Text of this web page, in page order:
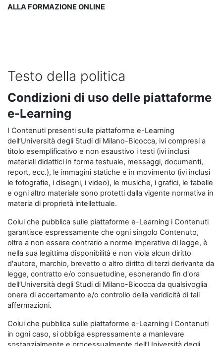
ALLA FORMAZIONE ONLINE
Testo della politica
Condizioni di uso delle piattaforme
e-Learning
I Contenuti presenti sulle piattaforme e-Learning
dell’Università degli Studi di Milano-Bicocca, ivi compresi a
titolo esemplificativo e non esaustivo i testi (ivi inclusi
materiali didattici in forma testuale, messaggi, documenti,
report, ecc.), le immagini statiche e in movimento (ivi inclusi
le fotografie, i disegni, i video), le musiche, i grafici, le tabelle
e ogni altro materiale sono protetti dalla vigente normativa in
materia di proprietà intellettuale.
Colui che pubblica sulle piattaforme e-Learning i Contenuti
garantisce espressamente che ogni singolo Contenuto,
oltre a non essere contrario a norme imperative di legge, è
nella sua legittima disponibilità e non viola alcun diritto
d'autore, marchio, brevetto o altro diritto di terzi derivante da
legge, contratto e/o consuetudine, esonerando fin d'ora
dell’Università degli Studi di Milano-Bicocca da qualsivoglia
onere di accertamento e/o controllo della veridicità di tali
affermazioni.
Colui che pubblica sulle piattaforme e-Learning i Contenuti
in ogni caso, si obbliga espressamente a manlevare